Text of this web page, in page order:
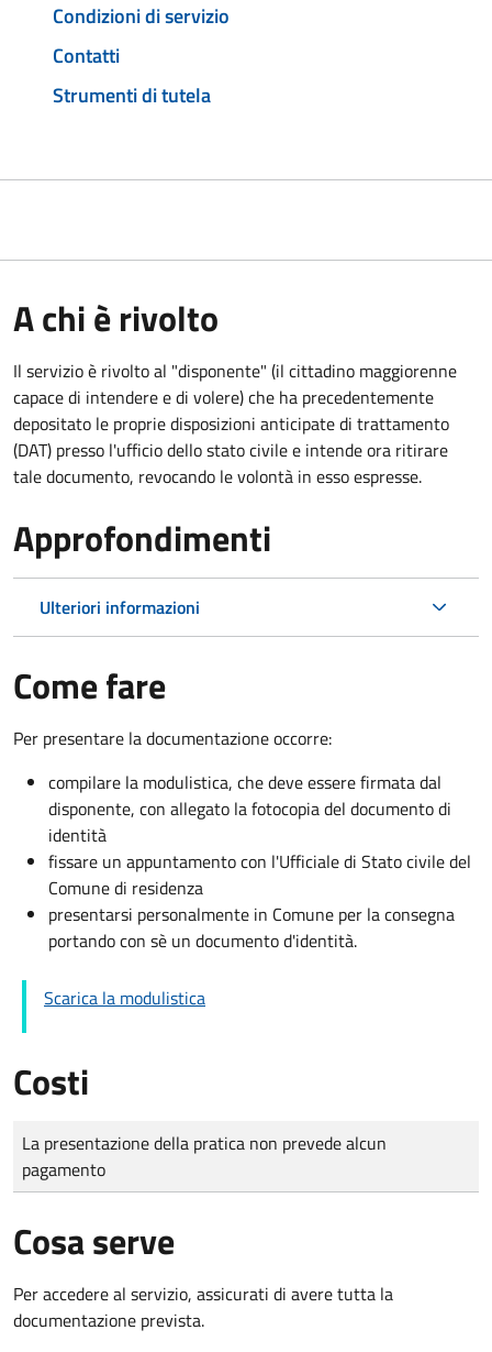
Condizioni di servizio
Contatti
Strumenti di tutela
A chi è rivolto
Il servizio è rivolto al "disponente" (il cittadino maggiorenne
capace di intendere e di volere) che ha precedentemente
depositato le proprie disposizioni anticipate di trattamento
(DAT) presso l'ufficio dello stato civile e intende ora ritirare
tale documento, revocando le volontà in esso espresse.
Approfondimenti
Ulteriori informazioni
Come fare
Per presentare la documentazione occorre:
compilare la modulistica, che deve essere firmata dal
disponente, con allegato la fotocopia del documento di
identità
fissare un appuntamento con l'Ufficiale di Stato civile del
Comune di residenza
presentarsi personalmente in Comune per la consegna
portando con sè un documento d'identità.
Scarica la modulistica
Costi
Tipo di pagamento
Importo
La presentazione della pratica non prevede alcun
pagamento
Cosa serve
Per accedere al servizio, assicurati di avere tutta la
documentazione prevista.